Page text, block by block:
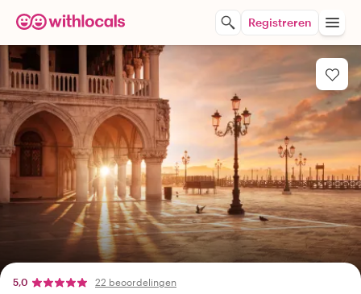
Registreren
5,0 22 beoordelingen